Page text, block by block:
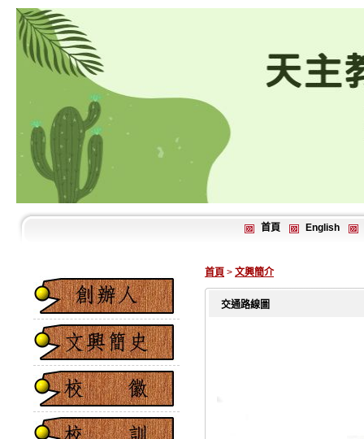
首頁 English
首頁 > 文興簡介
交通路線圖